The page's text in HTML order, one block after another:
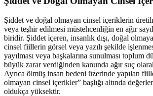
Şiddet ve doğal olmayan cinsel içeriklerin
veya teşhir edilmesi müstehcenliğin en ağır
biridir. Şiddet içeren, insanlık dışı, doğal
cinsel fiillerin görsel veya yazılı şekilde
yayılması veya başkalarına sunulması toplum
büyük zarar verdiğinden kanunda ağır suç
Ayrıca ölmüş insan bedeni üzerinde yapılan
olmayan cinsel içerikler” başlığı altında
oldukça yüksektir.